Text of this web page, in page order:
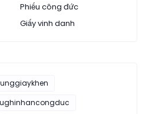
Phiếu công đức
Giấy vinh danh